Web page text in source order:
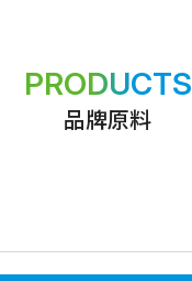
PRODUCTS
品牌原料